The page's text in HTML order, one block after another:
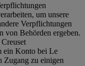
um unsere
Verpflichtungen
von Behörden ergeben.
ein Konto bei Le
Zugang zu einigen